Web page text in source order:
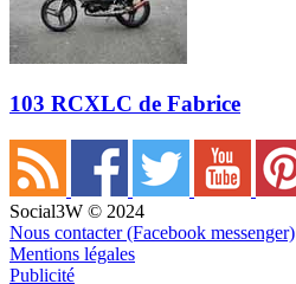
103 RCXLC de Fabrice
Social3W © 2024
Nous contacter (Facebook messenger)
Mentions légales
Publicité